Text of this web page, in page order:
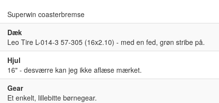
Superwin coasterbremse
Dæk
Leo Tire L-014-3 57-305 (16x2.10) - med en fed, grøn stribe på.
Hjul
16" - desværre kan jeg ikke aflæse mærket.
Gear
Et enkelt, lillebitte børnegear.